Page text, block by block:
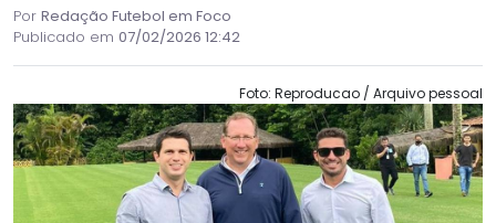
Por Redação Futebol em Foco
Publicado em 07/02/2026 12:42
Foto: Reproducao / Arquivo pessoal